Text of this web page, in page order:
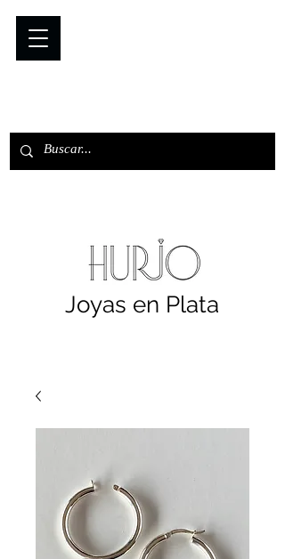
Joyas en Plata